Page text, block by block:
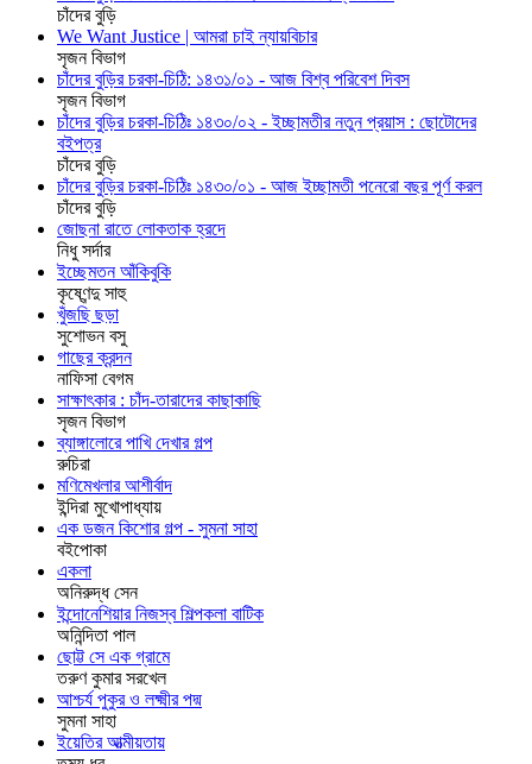
চাঁদের বুড়ি
We Want Justice | আমরা চাই ন্যায়বিচার
সৃজন বিভাগ
চাঁদের বুড়ির চরকা-চিঠি: ১৪৩১/০১ - আজ বিশ্ব পরিবেশ দিবস
সৃজন বিভাগ
চাঁদের বুড়ির চরকা-চিঠিঃ ১৪৩০/০২ - ইচ্ছামতীর নতুন প্রয়াস : ছোটোদের
বইপত্র
চাঁদের বুড়ি
চাঁদের বুড়ির চরকা-চিঠিঃ ১৪৩০/০১ - আজ ইচ্ছামতী পনেরো বছর পূর্ণ করল
চাঁদের বুড়ি
জোছনা রাতে লোকতাক হ্রদে
নিধু সর্দার
ইচ্ছেমতন আঁকিবুকি
কৃষ্ণেন্দু সাহু
খুঁজছি ছড়া
সুশোভন বসু
গাছের ক্রন্দন
নাফিসা বেগম
সাক্ষাৎকার : চাঁদ-তারাদের কাছাকাছি
সৃজন বিভাগ
ব্যাঙ্গালোরে পাখি দেখার গল্প
রুচিরা
মণিমেখলার আশীর্বাদ
ইন্দিরা মুখোপাধ্যায়
এক ডজন কিশোর গল্প - সুমনা সাহা
বইপোকা
একলা
অনিরুদ্ধ সেন
ইন্দোনেশিয়ার নিজস্ব শিল্পকলা বাটিক
অনিন্দিতা পাল
ছোট্ট সে এক গ্রামে
তরুণ কুমার সরখেল
আশ্চর্য পুকুর ও লক্ষ্মীর পদ্ম
সুমনা সাহা
ইয়েতির আত্মীয়তায়